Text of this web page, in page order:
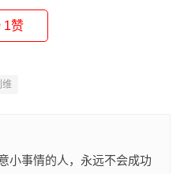
1赞
维
小事情的人，永远不会成功